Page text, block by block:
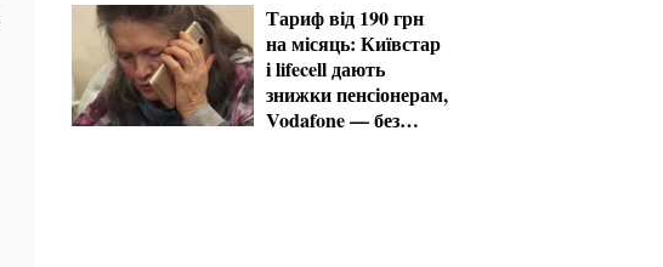
Тариф від 190 грн
на місяць: Київстар
і lifecell дають
знижки пенсіонерам,
Vodafone — без